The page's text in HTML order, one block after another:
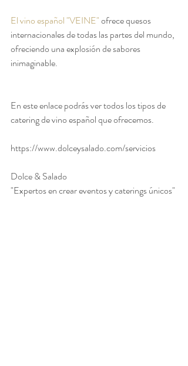
El vino español "VEINE" ofrece quesos
internacionales de todas las partes del mundo,
ofreciendo una explosión de sabores
inimaginable.
En este enlace podrás ver todos los tipos de
catering de vino español que ofrecemos.
https://www.dolceysalado.com/servicios
Dolce & Salado
"Expertos en crear eventos y caterings únicos"